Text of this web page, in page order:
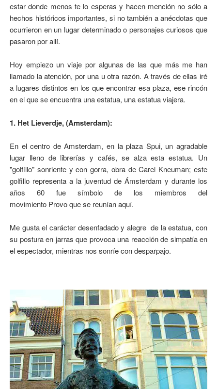
estar donde menos te lo esperas y hacen mención no sólo a
hechos históricos importantes, si no también a anécdotas que
ocurrieron en un lugar determinado o personajes curiosos que
pasaron por allí.
Hoy empiezo un viaje por algunas de las que más me han
llamado la atención, por una u otra razón. A través de ellas iré
a lugares distintos en los que encontrar esa plaza, ese rincón
en el que se encuentra una estatua, una estatua viajera.
1. Het Lieverdje, (Amsterdam):
En el centro de Amsterdam, en la plaza Spui, un agradable
lugar lleno de librerías y cafés, se alza esta estatua. Un
"golfillo" sonriente y con gorra, obra de Carel Kneuman; este
golfillo representa a la juventud de Ámsterdam y durante los
años 60 fue símbolo de los miembros del
movimiento Provo que se reunían aquí.
Me gusta el carácter desenfadado y alegre de la estatua, con
su postura en jarras que provoca una reacción de simpatía en
el espectador, mientras nos sonríe con desparpajo.